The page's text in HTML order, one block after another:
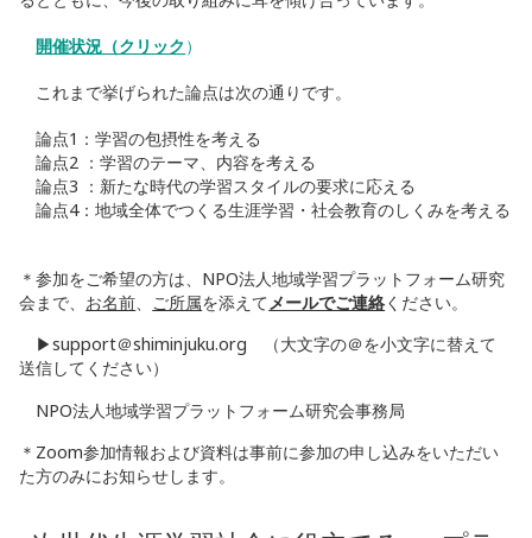
開催状況（クリック）
これまで挙げられた論点は次の通りです。
論点1：学習の包摂性を考える
論点2 ：学習のテーマ、内容を考える
論点3 ：新たな時代の学習スタイルの要求に応える
論点4：地域全体でつくる生涯学習・社会教育のしくみを考える
＊参加をご希望の方は、NPO法人地域学習プラットフォーム研究
会まで、 お名前、 ご所属を添えてメールでご連絡ください。
▶︎support＠shiminjuku.org （大文字の＠を小文字に替えて
送信してください）
NPO法人地域学習プラットフォーム研究会事務局
＊Zoom参加情報および資料は事前に参加の申し込みをいただい
た方のみにお知らせします。